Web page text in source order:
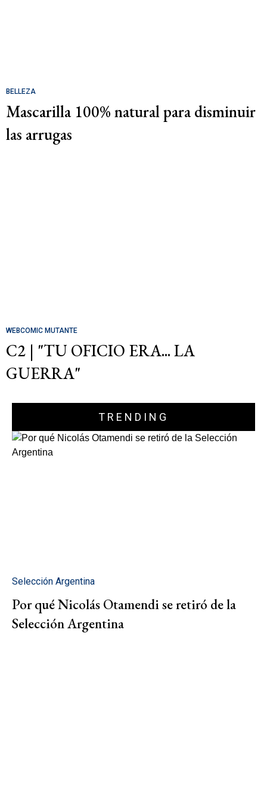
BELLEZA
Mascarilla 100% natural para disminuir
las arrugas
WEBCOMIC MUTANTE
C2 | "TU OFICIO ERA... LA
GUERRA"
TRENDING
Selección Argentina
Por qué Nicolás Otamendi se retiró de la
Selección Argentina